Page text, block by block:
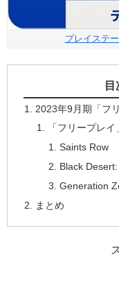
プレイステ
目
2023年9月期「フ
「フリープレ
Saints Row
Black
Generation
まとめ